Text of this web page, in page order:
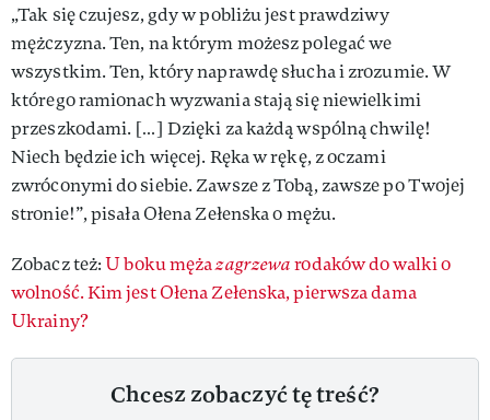
„Tak się czujesz, gdy w pobliżu jest prawdziwy
mężczyzna. Ten, na którym możesz polegać we
wszystkim. Ten, który naprawdę słucha i zrozumie. W
którego ramionach wyzwania stają się niewielkimi
przeszkodami. […] Dzięki za każdą wspólną chwilę!
Niech będzie ich więcej. Ręka w rękę, z oczami
zwróconymi do siebie. Zawsze z Tobą, zawsze po Twojej
stronie!”, pisała Ołena Zełenska o mężu.
Zobacz też:U boku mężazagrzewarodaków do walki o
wolność. Kim jest Ołena Zełenska, pierwsza dama
Ukrainy?
Chcesz zobaczyć tę treść?